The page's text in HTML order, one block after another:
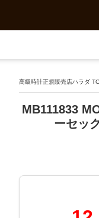
高級時計正規販売店ハラダ
MB111833
ーセッ